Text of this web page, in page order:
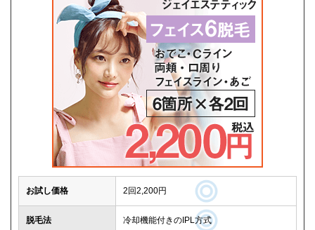
お試し価格 2回2,200円
脱毛法 冷却機能付きのIPL方式